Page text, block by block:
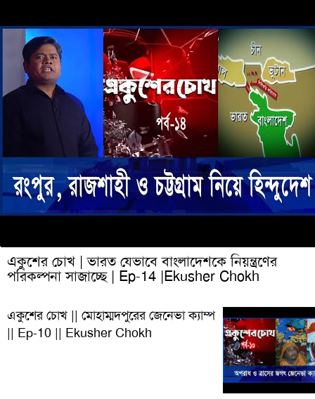
একুশের চোখ | ভারত যেভাবে বাংলাদেশকে নিয়ন্ত্রণের
পরিকল্পনা সাজাচ্ছে | Ep-14 |Ekusher Chokh
একুশের চোখ || মোহাম্মদপুরের জেনেভা ক্যাম্প
|| Ep-10 || Ekusher Chokh